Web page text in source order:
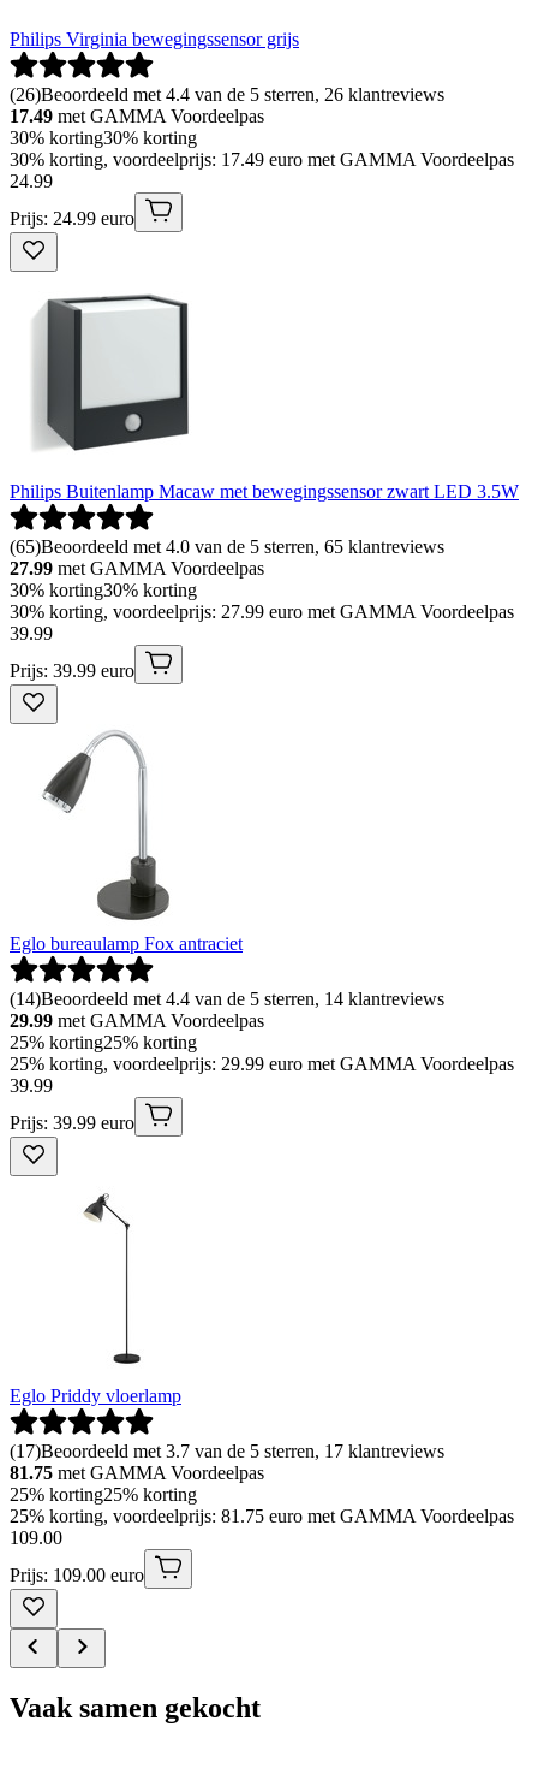
Philips Virginia bewegingssensor grijs
(26)Beoordeeld met 4.4 van de 5 sterren, 26 klantreviews
17.49 met GAMMA Voordeelpas
30% korting30% korting
30% korting, voordeelprijs: 17.49 euro met GAMMA Voordeelpas
24.99
Prijs: 24.99 euro
Philips Buitenlamp Macaw met bewegingssensor zwart LED 3.5W
(65)Beoordeeld met 4.0 van de 5 sterren, 65 klantreviews
27.99 met GAMMA Voordeelpas
30% korting30% korting
30% korting, voordeelprijs: 27.99 euro met GAMMA Voordeelpas
39.99
Prijs: 39.99 euro
Eglo bureaulamp Fox antraciet
(14)Beoordeeld met 4.4 van de 5 sterren, 14 klantreviews
29.99 met GAMMA Voordeelpas
25% korting25% korting
25% korting, voordeelprijs: 29.99 euro met GAMMA Voordeelpas
39.99
Prijs: 39.99 euro
Eglo Priddy vloerlamp
(17)Beoordeeld met 3.7 van de 5 sterren, 17 klantreviews
81.75 met GAMMA Voordeelpas
25% korting25% korting
25% korting, voordeelprijs: 81.75 euro met GAMMA Voordeelpas
109.00
Prijs: 109.00 euro
Vaak samen gekocht